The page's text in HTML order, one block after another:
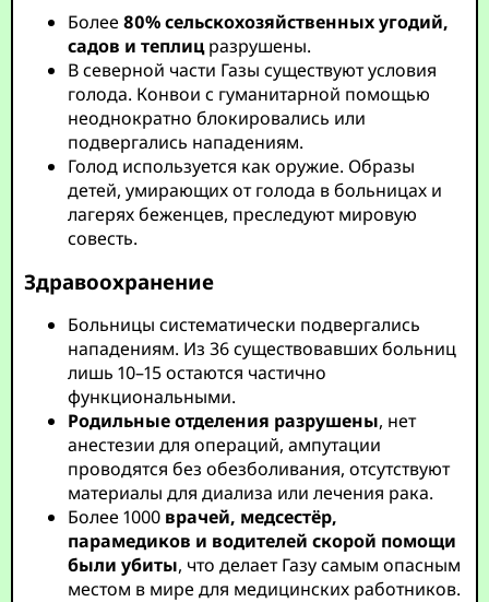
Более80% сельскохозяйственных угодий,
садов и теплицразрушены.
В северной части Газы существуют условия
голода. Конвои с гуманитарной помощью
неоднократно блокировались или
подвергались нападениям.
Голод используется как оружие. Образы
детей, умирающих от голода в больницах и
лагерях беженцев, преследуют мировую
совесть.
Здравоохранение
Больницы систематически подвергались
нападениям. Из 36 существовавших больниц
лишь 10–15 остаются частично
функциональными.
Родильные отделения разрушены, нет
анестезии для операций, ампутации
проводятся без обезболивания, отсутствуют
материалы для диализа или лечения рака.
Более 1000 врачей, медсестёр,
парамедиков и водителей скорой помощи
были убиты, что делает Газу самым опасным
местом в мире для медицинских работников.